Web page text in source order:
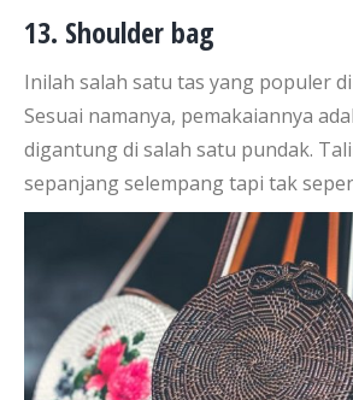
13. Shoulder bag
Inilah salah satu tas yang populer
Sesuai namanya, pemakaiannya
digantung di salah satu pundak.
sepanjang selempang tapi tak